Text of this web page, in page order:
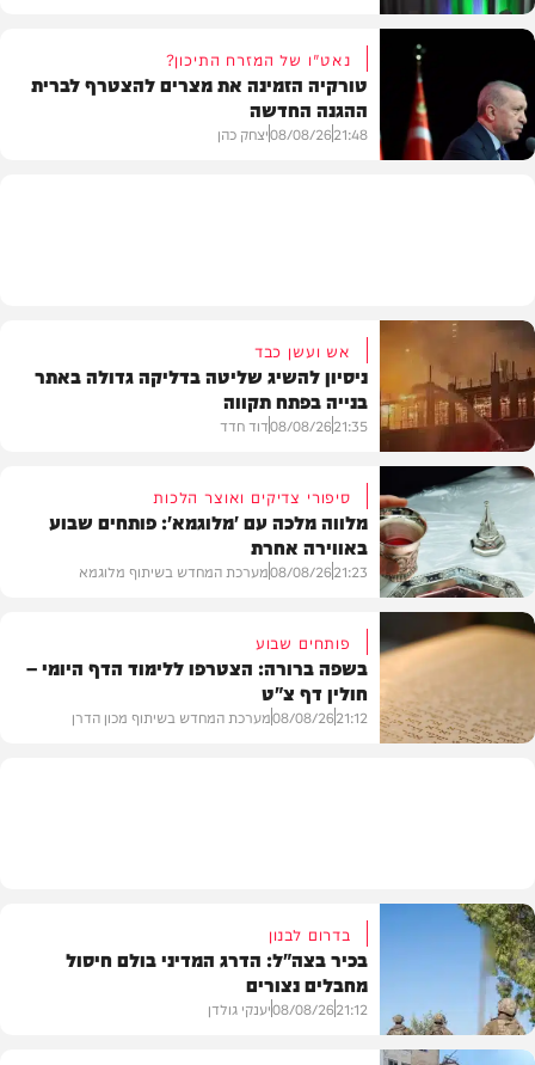
חדשות
נאט"ו של המזרח התיכון?
טורקיה הזמינה את מצרים להצטרף לברית
ההגנה החדשה
21:48
08/08/26יצחק כהן
חדשות
אש ועשן כבד
ניסיון להשיג שליטה בדליקה גדולה באתר
בנייה בפתח תקווה
21:35
08/08/26דוד חדד
סיפורי צדיקים ואוצר הלכות
מלווה מלכה עם 'מלוגמא': פותחים שבוע
באווירה אחרת
21:23
08/08/26מערכת המחדש בשיתוף מלוגמא
פותחים שבוע
בשפה ברורה: הצטרפו ללימוד הדף היומי –
חולין דף צ"ט
21:12
08/08/26מערכת המחדש בשיתוף מכון הדרן
בדרום לבנון
בכיר בצה"ל: הדרג המדיני בולם חיסול
מחבלים נצורים
21:12
08/08/26יענקי גולדן